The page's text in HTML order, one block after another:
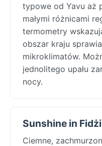
typowe od Yavu aż
małymi różnicami
termometry
obszar kraju
mikroklimatów.
jednolitego upału
nocy.
Sunshine in
Ciemne,